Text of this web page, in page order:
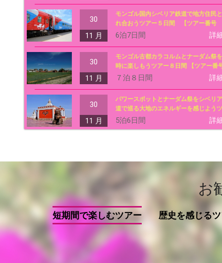
30
11 月
モンゴル国内シベリア鉄道で地方住民
れ合おうツアー５日間 【ツアー番号
2017-6】
6泊7日間 詳
30
11 月
モンゴル古都カラコルムとナーダム祭
時に楽しもうツアー８日間 【ツアー番
2017-7】
７泊８日間 詳
30
11 月
パワースポットとナーダム祭をシベリ
道で巡る大地のエネルギーを感じよう
ー 【ツアー番号2017-9】
5泊6日間 詳
お
短期間で楽しむツアー 歴史を感じる